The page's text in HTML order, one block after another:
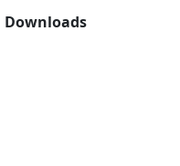
Downloads